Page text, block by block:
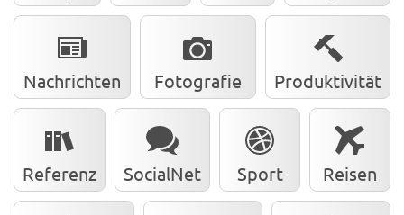
Nachrichten Fotografie Produktivität
Referenz SocialNet Sport Reisen